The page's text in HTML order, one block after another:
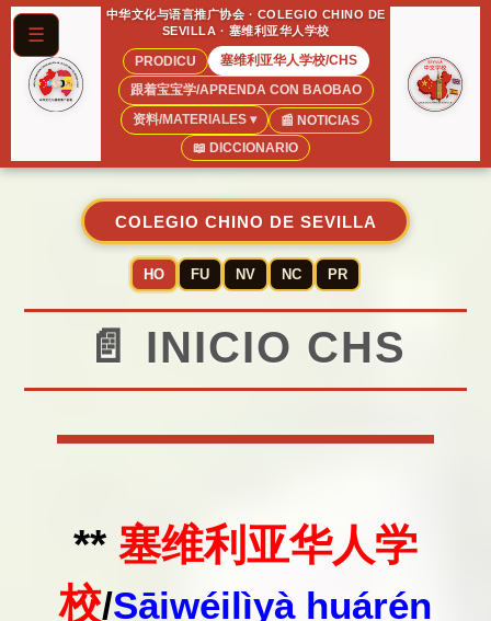
中华文化与语言推广协会 · COLEGIO CHINO DE
SEVILLA · 塞维利亚华人学校
PRODICU
塞维利亚华人学校/CHS
跟着宝宝学/APRENDA CON BAOBAO
资料/MATERIALES ▾
📰 NOTICIAS
📖 DICCIONARIO
☰
COLEGIO CHINO DE SEVILLA
HO FU NV NC PR
📄 INICIO CHS
** 塞维利亚华人学
校/Sāiwéilìyà huárén